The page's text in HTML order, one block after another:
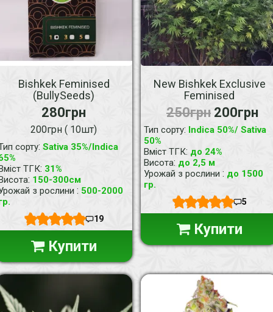
Bishkek Feminised
(BullySeeds)
280грн
200грн ( 10шт)
сорту: Sativa 35%/Indica
ТГК: 31%
: 150-300см
з рослини : 500-2000
19
Купити
New Bishkek Exclusive
Feminised
250грн 200грн
Тип сорту: Indica 50%/ Sativa
50%
Вміст ТГК: до 24%
Висота: до 2,5 м
Урожай з рослини : до 1500
гр.
5
Купити